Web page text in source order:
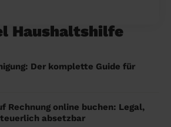
Haushaltshilfe
Der komplette Guide für
Rechnung online buchen: Legal,
absetzbar